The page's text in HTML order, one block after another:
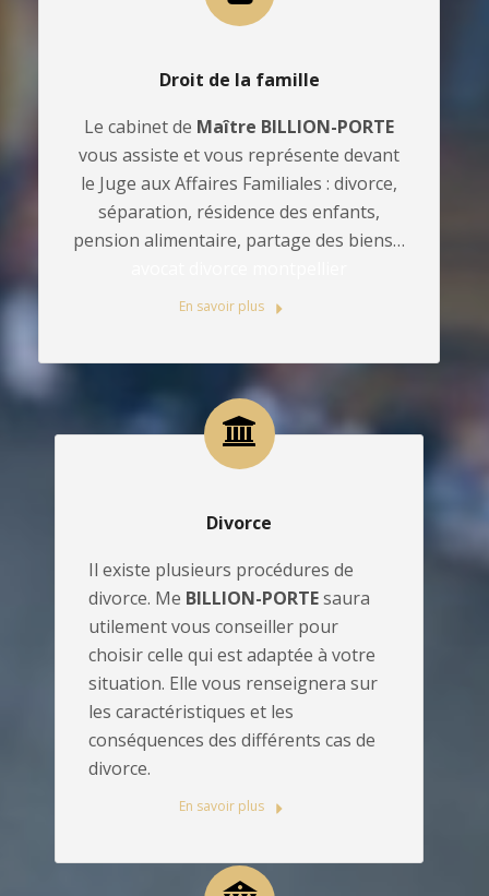
Droit de la famille
Le cabinet de Maître BILLION-PORTE
vous assiste et vous représente devant
le Juge aux Affaires Familiales : divorce,
séparation, résidence des enfants,
pension alimentaire, partage des biens…
En savoir plus
Divorce
Il existe plusieurs procédures de
divorce. Me BILLION-PORTEsaura
utilement vous conseiller pour
choisir celle qui est adaptée à votre
situation. Elle vous renseignera sur
les caractéristiques et les
conséquences des différents cas de
divorce.
En savoir plus